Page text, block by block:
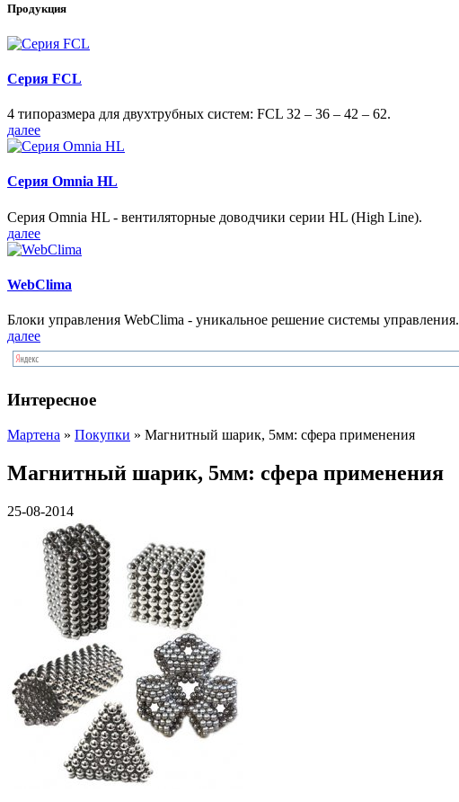
Продукция
Серия FCL
4 типоразмера для двухтрубных систем: FCL 32 – 36 – 42 – 62.
далее
Серия Omnia HL
Серия Omnia HL - вентиляторные доводчики серии HL (High Line).
далее
WebClima
Блоки упрaвлeния WebClima - уникальное решение системы управления.
далее
Интересное
Мартена » Покупки » Магнитный шарик, 5мм: сфера применения
Магнитный шарик, 5мм: сфера применения
25-08-2014